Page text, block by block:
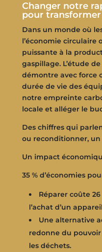
Changer notre
pour transformer
Dans un monde où
l’économie circulaire
puissante à la
gaspillage. L’étude
démontre avec force
durée de vie des
notre empreinte
locale et alléger le
Des chiffres qui
ou reconditionner,
Un impact
35 % d’économies
Réparer coûte
l’achat d’un
Une alternative
redonne du
les déchets.